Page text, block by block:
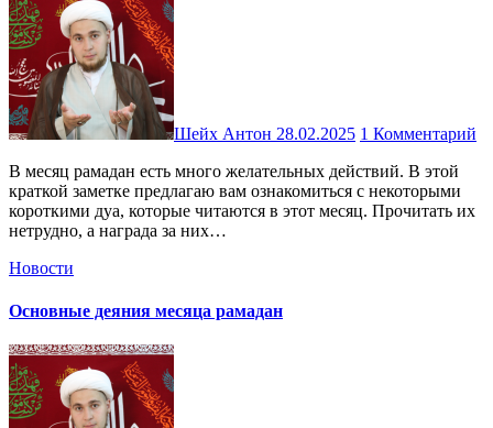
Шейх Антон 28.02.2025 1 Комментарий
В месяц рамадан есть много желательных действий. В этой
краткой заметке предлагаю вам ознакомиться с некоторыми
короткими дуа, которые читаются в этот месяц. Прочитать их
нетрудно, а награда за них…
Новости
Основные деяния месяца рамадан